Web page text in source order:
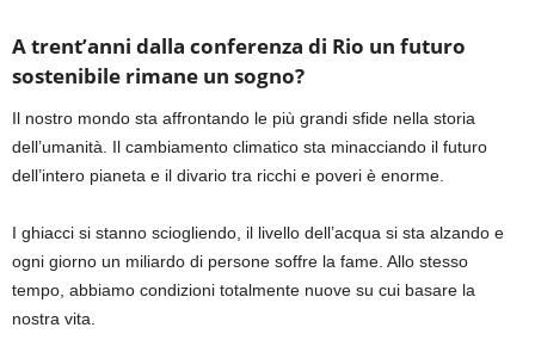
A trent’anni dalla conferenza di Rio un futuro
sostenibile rimane un sogno?
Il nostro mondo sta affrontando le più grandi sfide nella storia
dell’umanità. Il cambiamento climatico sta minacciando il futuro
dell’intero pianeta e il divario tra ricchi e poveri è enorme.
I ghiacci si stanno sciogliendo, il livello dell’acqua si sta alzando e
ogni giorno un miliardo di persone soffre la fame. Allo stesso
tempo, abbiamo condizioni totalmente nuove su cui basare la
nostra vita.